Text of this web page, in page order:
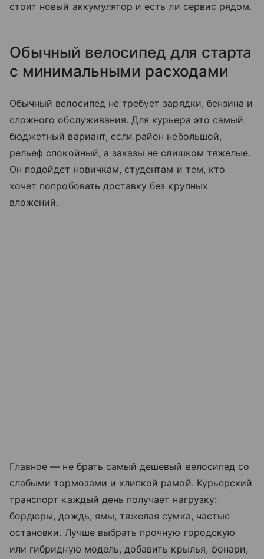
стоит новый аккумулятор и есть ли сервис рядом.
Обычный велосипед для старта
с минимальными расходами
Обычный велосипед не требует зарядки, бензина и
сложного обслуживания. Для курьера это самый
бюджетный вариант, если район небольшой,
рельеф спокойный, а заказы не слишком тяжелые.
Он подойдет новичкам, студентам и тем, кто
хочет попробовать доставку без крупных
вложений.
Главное — не брать самый дешевый велосипед со
слабыми тормозами и хлипкой рамой. Курьерский
транспорт каждый день получает нагрузку:
бордюры, дождь, ямы, тяжелая сумка, частые
остановки. Лучше выбрать прочную городскую
или гибридную модель, добавить крылья, фонари,